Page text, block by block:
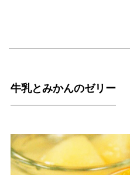
牛乳とみかんのゼリー